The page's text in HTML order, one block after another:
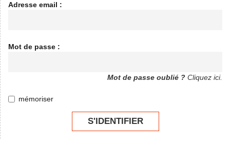
Adresse email :
Mot de passe :
Mot de passe oublié ? Cliquez ici.
mémoriser
S'IDENTIFIER